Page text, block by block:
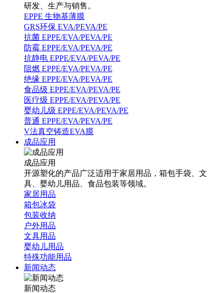
研发、生产与销售。
EPPE 生物基薄膜
GRS环保 EVA/PEVA/PE
抗菌 EPPE/EVA/PEVA/PE
防霉 EPPE/EVA/PEVA/PE
抗静电 EPPE/EVA/PEVA/PE
阻燃 EPPE/EVA/PEVA/PE
绝缘 EPPE/EVA/PEVA/PE
食品级 EPPE/EVA/PEVA/PE
医疗级 EPPE/EVA/PEVA/PE
婴幼儿级 EPPE/EVA/PEVA/PE
普通 EPPE/EVA/PEVA/PE
V法真空铸造EVA膜
成品应用
成品应用
开源塑化的产品广泛适用于家居用品，箱包手袋、文
具、婴幼儿用品、食品包装等领域。
家居用品
箱包冰袋
包装收纳
户外用品
文具用品
婴幼儿用品
特殊功能用品
新闻动态
新闻动态